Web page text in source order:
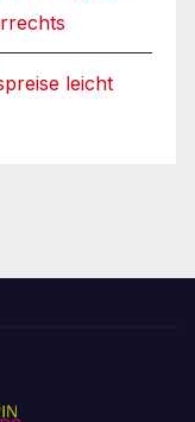
leicht